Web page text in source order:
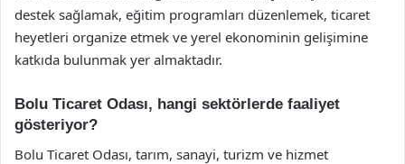
destek sağlamak, eğitim programları düzenlemek, ticaret
heyetleri organize etmek ve yerel ekonominin gelişimine
katkıda bulunmak yer almaktadır.
Bolu Ticaret Odası, hangi sektörlerde faaliyet
gösteriyor?
Bolu Ticaret Odası, tarım, sanayi, turizm ve hizmet